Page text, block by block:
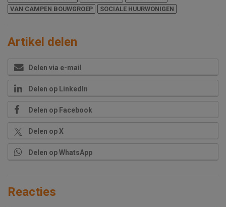
VAN CAMPEN BOUWGROEP
SOCIALE HUURWONIGEN
Artikel delen
Delen via e-mail
Delen op LinkedIn
Delen op Facebook
Delen op X
Delen op WhatsApp
Reacties